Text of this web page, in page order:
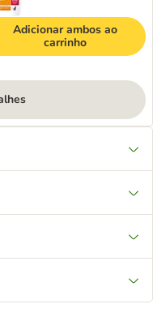
Adicionar ambos ao
carrinho